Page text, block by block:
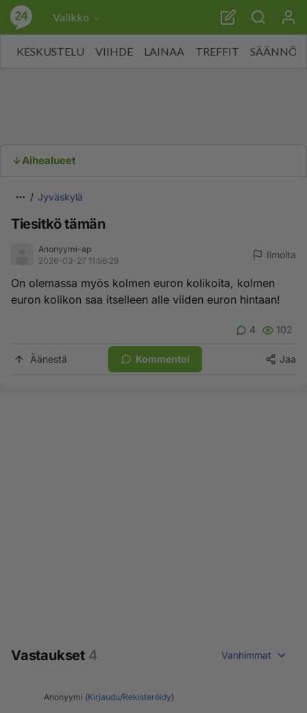
Valikko
KESKUSTELU VIIHDE LAINAA TREFFIT SÄÄNNÖT
Aihealueet
Jyväskylä
Tiesitkö tämän
Anonyymi-ap
2026-03-27 11:56:29
Ilmoita
On olemassa myös kolmen euron kolikoita, kolmen
euron kolikon saa itselleen alle viiden euron hintaan!
4 102
Äänestä Kommentoi Jaa
Vastaukset 4 Vanhimmat
Anonyymi (Kirjaudu/Rekisteröidy)